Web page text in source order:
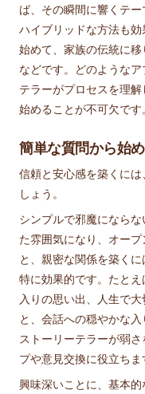
ば、その瞬間に響くテー
ハイブリッドな方法も
始めて、家族の伝統に
などです。どのような
テラーがプロセスを理
始めることが不可欠です。
簡単な質問から始
信頼と安心感を築くに
しょう。
シンプルで邪魔になら
た雰囲気になり、オー
と、親密な関係を築く
特に効果的です。たと
入りの思い出、人生で
と、会話への穏やかな
ストーリーテラーが弱
プや意見交換に役立ちま
興味深いことに、基本